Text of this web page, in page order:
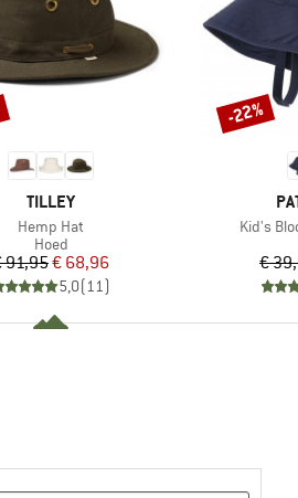
MERK
TILLEY
Artikel
Hemp Hat
Productgroep
Hoed
Prijs
91,95Verlaagde prijs
€ 68,96
5,0(11)
Artikel
Kid's
€
Korting
-22%